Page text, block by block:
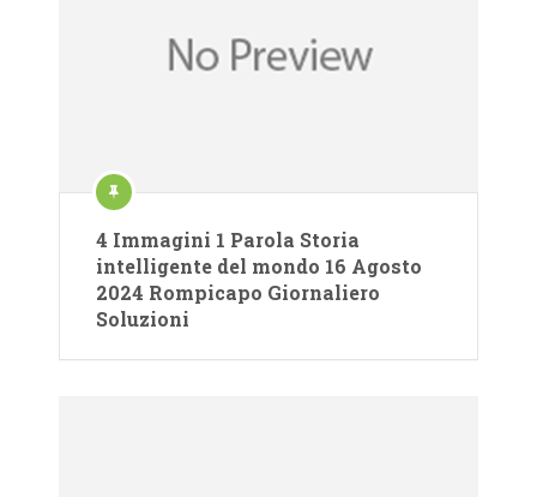
4 Immagini 1 Parola Storia
intelligente del mondo 16 Agosto
2024 Rompicapo Giornaliero
Soluzioni